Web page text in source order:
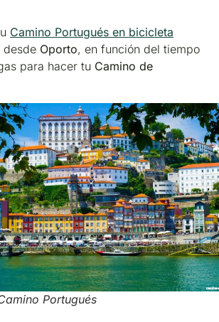
Camino Portugués en bicicleta
desde Oporto, en función del tiempo
para hacer tu Camino de
Portugués